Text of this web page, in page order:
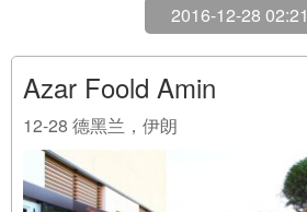
2016-12-28 02:21
Azar Foold Amin
12-28 德黑兰，伊朗